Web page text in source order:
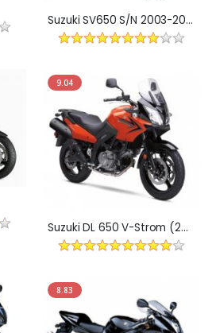
Suzuki SV650 S/N 2003-2008
9.04
Suzuki DL 650 V-Strom (2004-2010r)
8.83